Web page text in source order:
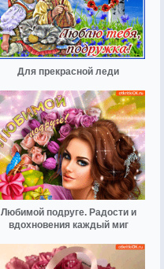
Для прекрасной леди
Любимой подруге. Радости и
вдохновения каждый миг